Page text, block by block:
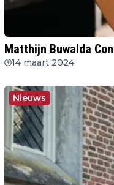
Matthijn Buwalda
14 maart 2024
Nieuws